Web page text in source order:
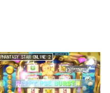
PHANTASY STAR ONLINE 2